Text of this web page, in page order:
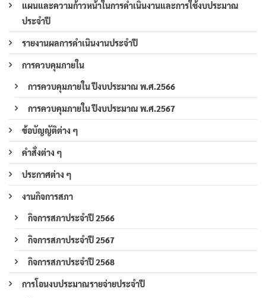
แผนและความก้าวหน้าในการดำเนินงานและการใช้งบประมาณ
ประจำปี
รายงานผลการดำเนินงานประจำปี
การควบคุมภายใน
การควบคุมภายใน ปีงบประมาณ พ.ศ.2566
การควบคุมภายใน ปีงบประมาณ พ.ศ.2567
ข้อบัญญัติต่าง ๆ
คำสั่งต่าง ๆ
ประกาศต่าง ๆ
งานกิจการสภา
กิจการสภาประจำปี 2566
กิจการสภาประจำปี 2567
กิจการสภาประจำปี 2568
การโอนงบประมาณรายจ่ายประจำปี